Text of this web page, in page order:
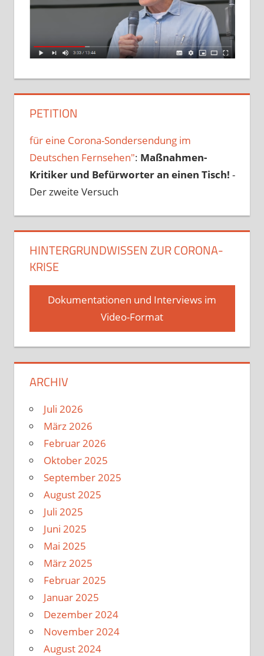
PETITION
für eine Corona-Sondersendung im
Deutschen Fernsehen": Maßnahmen-
Kritiker und Befürworter an einen Tisch! -
Der zweite Versuch
HINTERGRUNDWISSEN ZUR CORONA-
KRISE
Dokumentationen und Interviews im
Video-Format
ARCHIV
Juli 2026
März 2026
Februar 2026
Oktober 2025
September 2025
August 2025
Juli 2025
Juni 2025
Mai 2025
März 2025
Februar 2025
Januar 2025
Dezember 2024
November 2024
August 2024